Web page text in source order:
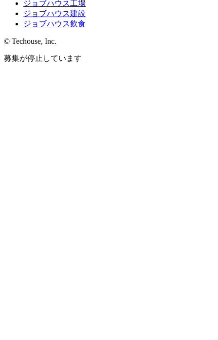
ジョブハウス工場
ジョブハウス建設
ジョブハウス飲食
© Techouse, Inc.
募集が停止しています